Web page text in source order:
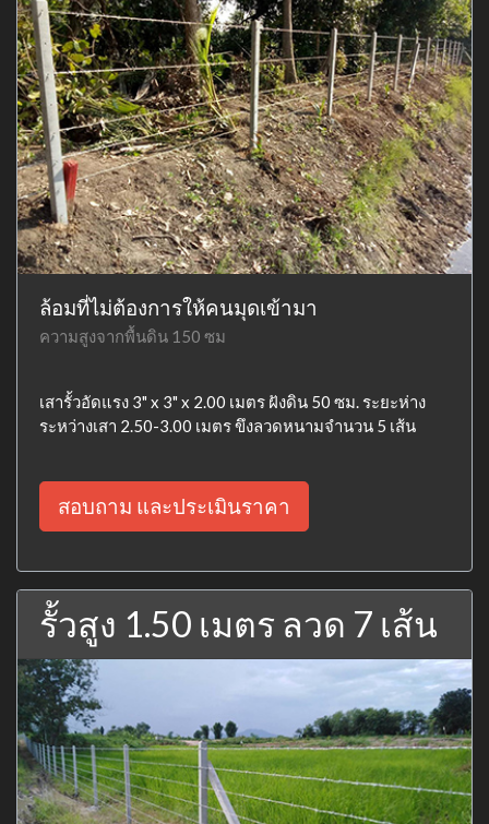
ล้อมที่ไม่ต้องการให้คนมุดเข้ามา
ความสูงจากพื้นดิน 150 ซม
เสารั้วอัดแรง 3" x 3" x 2.00 เมตร ฝังดิน 50 ซม. ระยะห่าง
ระหว่างเสา 2.50-3.00 เมตร ขึงลวดหนามจำนวน 5 เส้น
สอบถาม และประเมินราคา
รั้วสูง 1.50 เมตร ลวด 7 เส้น